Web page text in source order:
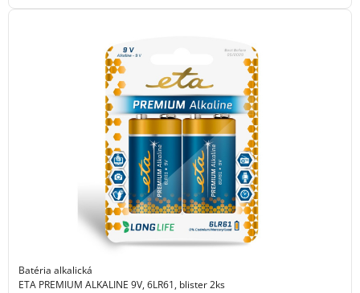
Batéria alkalická
ETA PREMIUM ALKALINE 9V, 6LR61, blister 2ks